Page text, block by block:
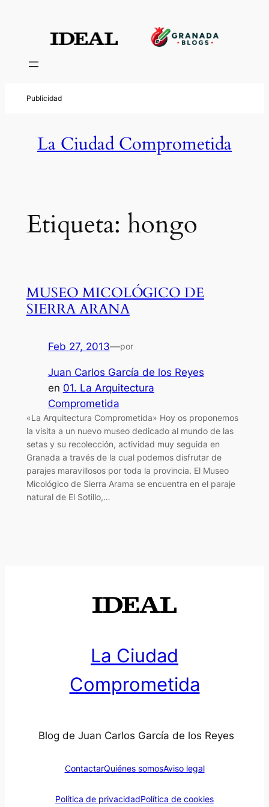
contenido
La Ciudad Comprometida
Etiqueta: hongo
MUSEO MICOLÓGICO DE
SIERRA ARANA
Feb 27, 2013—por
Juan Carlos García de los Reyes
en 01. La Arquitectura
Comprometida
«La Arquitectura Comprometida» Hoy os proponemos
la visita a un nuevo museo dedicado al mundo de las
setas y su recolección, actividad muy seguida en
Granada a través de la cual podemos disfrutar de
parajes maravillosos por toda la provincia. El Museo
Micológico de Sierra Arama se encuentra en el paraje
natural de El Sotillo,…
La Ciudad
Comprometida
Blog de Juan Carlos García de los Reyes
ContactarQuiénes somosAviso legal
Política de privacidadPolítica de cookies